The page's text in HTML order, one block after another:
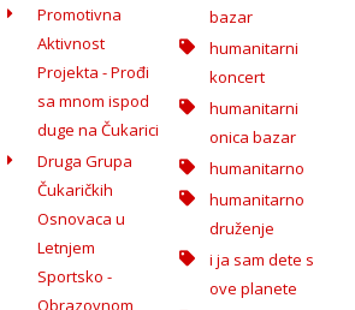
Promotivna
Aktivnost
Projekta - Prođi
sa mnom ispod
duge na Čukarici
Druga Grupa
Čukaričkih
Osnovaca u
Letnjem
Sportsko -
Obrazovnom
bazar
humanitarni
koncert
humanitarni
onica bazar
humanitarno
humanitarno
druženje
i ja sam dete s
ove planete